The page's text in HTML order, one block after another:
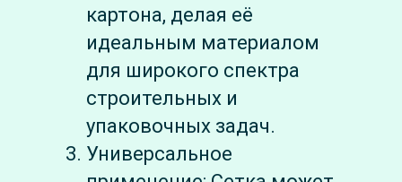
картона, делая её
идеальным материалом
для широкого спектра
строительных и
упаковочных задач.
Универсальное